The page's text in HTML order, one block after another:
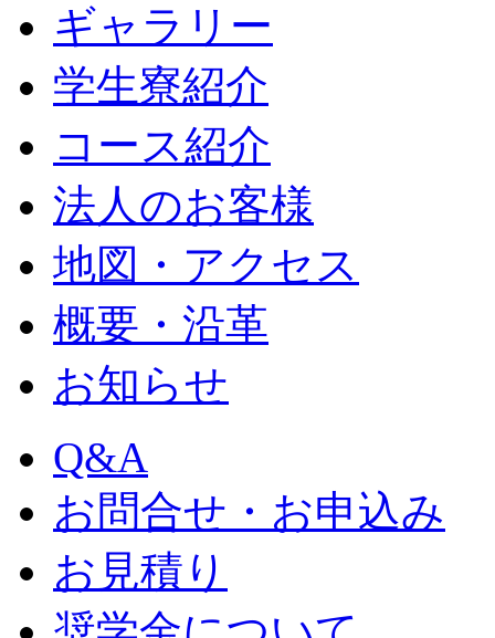
ギャラリー
学生寮紹介
コース紹介
法人のお客様
地図・アクセス
概要・沿革
お知らせ
Q&A
お問合せ・お申込み
お見積り